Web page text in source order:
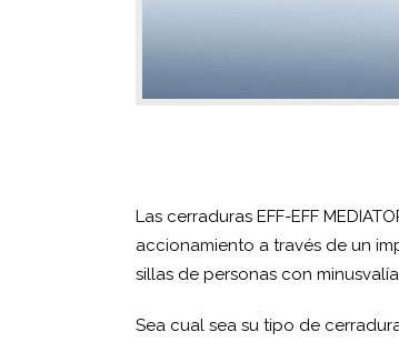
Las cerraduras EFF-EFF
accionamiento a través de un
sillas de personas con
Sea cual sea su tipo de